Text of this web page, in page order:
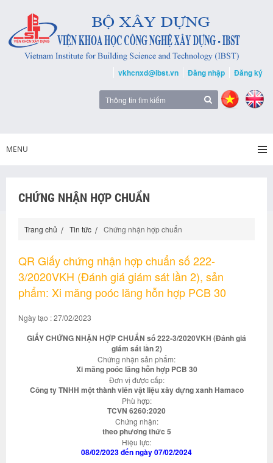
vkhcnxd@ibst.vn Đăng nhập Đăng ký
MENU
CHỨNG NHẬN HỢP CHUẨN
Trang chủ Tin tức Chứng nhận hợp chuẩn
QR Giấy chứng nhận hợp chuẩn số 222-
3/2020VKH (Đánh giá giám sát lần 2), sản
phẩm: Xi măng poóc lăng hỗn hợp PCB 30
Ngày tạo : 27/02/2023
GIẤY CHỨNG NHẬN HỢP CHUẨN số 222-3/2020VKH (Đánh giá
giám sát lần 2)
Chứng nhận sản phẩm:
Xi măng poóc lăng hỗn hợp PCB 30
Đơn vị được cấp:
Công ty TNHH một thành viên vật liệu xây dựng xanh Hamaco
Phù hợp:
TCVN 6260:2020
Chứng nhận:
theo phương thức 5
Hiệu lực:
08/02/2023 đến ngày 07/02/2024